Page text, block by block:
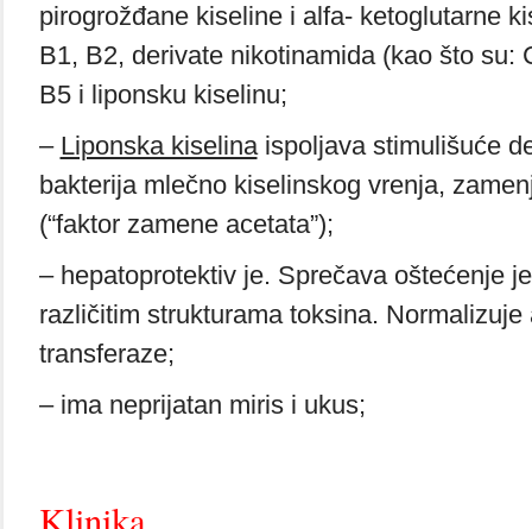
pirogrožđane kiseline i alfa- ketoglutarne
B1, B2, derivate nikotinamida (kao što su:
B5 i liponsku kiselinu;
– Liponska kiselinaispoljava stimulišuće
bakterija mlečno kiselinskog vrenja,
(“faktor zamene acetata”);
– hepatoprotektiv je. Sprečava oštećenje
različitim strukturama toksina. Normalizuje
transferaze;
– ima neprijatan miris i ukus;